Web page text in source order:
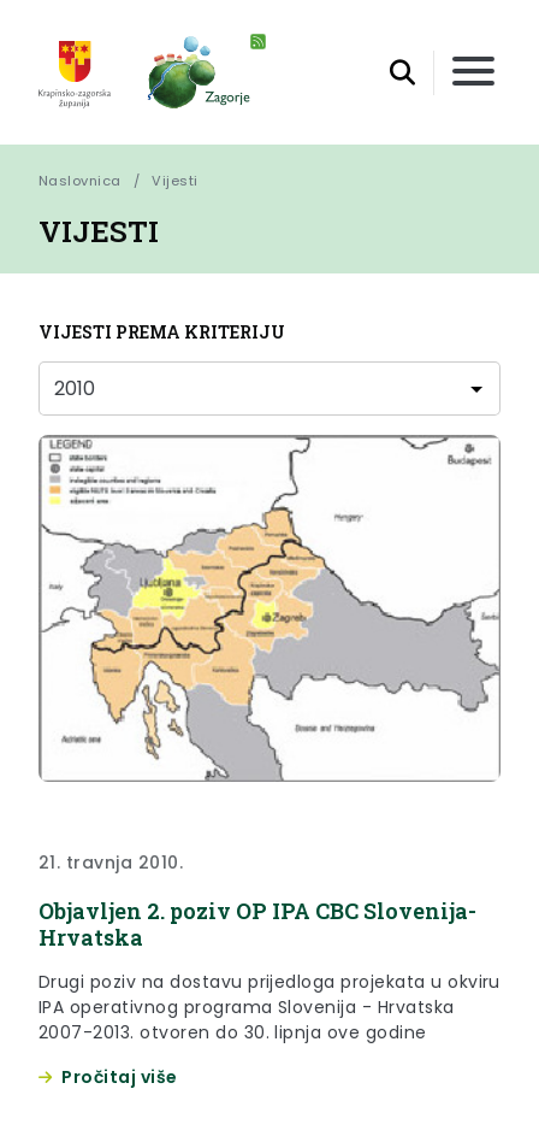
Naslovnica Vijesti
VIJESTI
VIJESTI PREMA KRITERIJU
21. travnja 2010.
Objavljen 2. poziv OP IPA CBC Slovenija-
Hrvatska
Drugi poziv na dostavu prijedloga projekata u okviru
IPA operativnog programa Slovenija - Hrvatska
2007-2013. otvoren do 30. lipnja ove godine
Pročitaj više